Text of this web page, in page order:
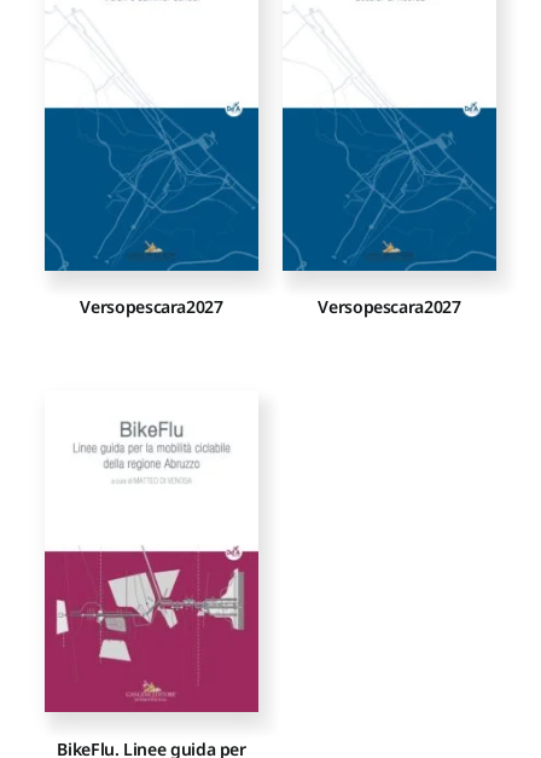
Proposte di pubblicazione
Gangemi Editore
Newsletter
Versopescara2027 Versopescara2027
BikeFlu. Linee guida per